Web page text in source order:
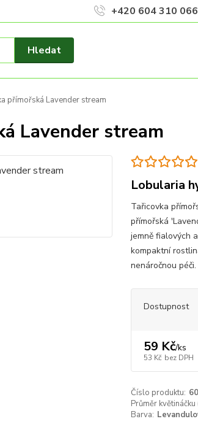
Hledat
+420 604 310 066
přímořská Lavender stream
Lavender stream
Lobularia
Tařicovka
přímořská
jemně fialových
kompaktní
nenáročnou
Dostupnost
59 Kč/ks
53 Kč bez DPH
Číslo produktu:
Průměr květináčku
Barva: